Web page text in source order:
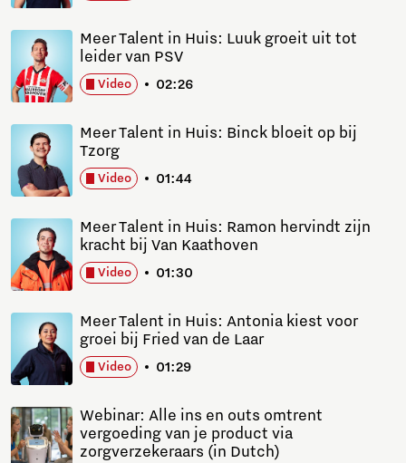
Video 02:26
Meer Talent in Huis: Luuk groeit uit tot
leider van PSV
Video 01:44
Meer Talent in Huis: Binck bloeit op bij
Tzorg
Video 01:30
Meer Talent in Huis: Ramon hervindt zijn
kracht bij Van Kaathoven
Video 01:29
Meer Talent in Huis: Antonia kiest voor
groei bij Fried van de Laar
Webinar: Alle ins en outs omtrent
vergoeding van je product via
zorgverzekeraars (in Dutch)